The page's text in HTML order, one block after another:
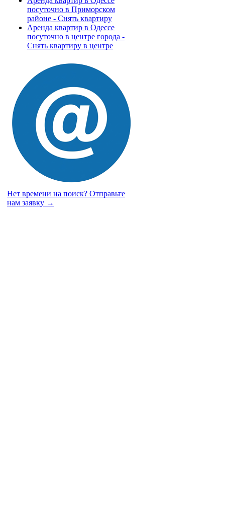
посуточно в Приморском
районе - Снять квартиру
Аренда квартир в Одессе
посуточно в центре города -
Снять квартиру в центре
Нет времени на поиск? Отправьте
нам заявку →